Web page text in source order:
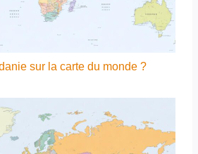
sur la carte du monde ?